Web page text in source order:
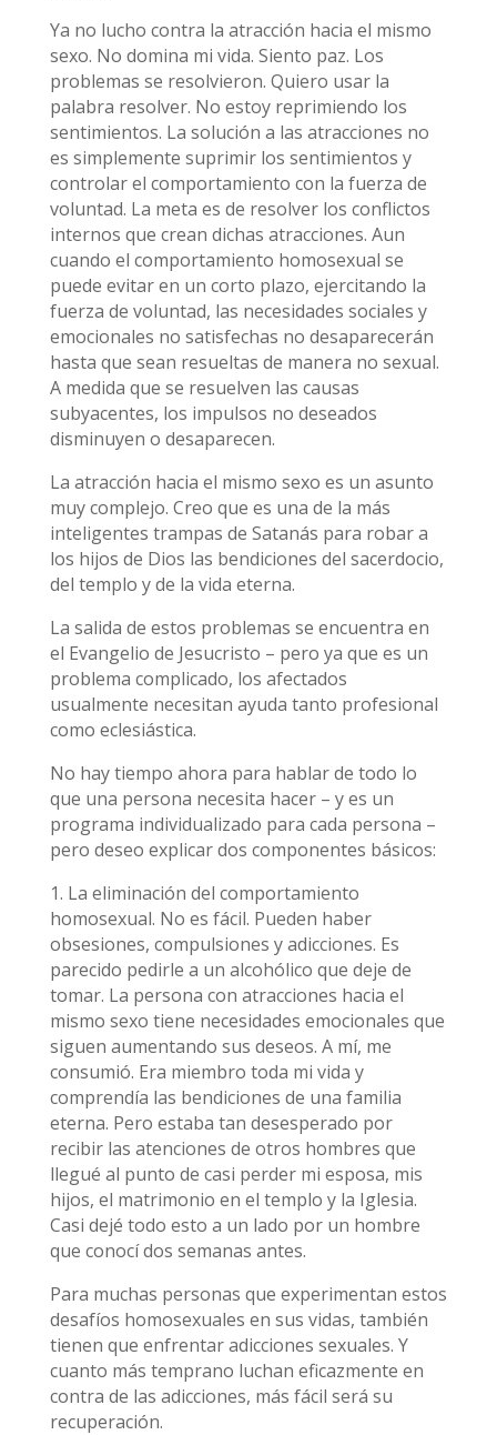
Ya no lucho contra la atracción hacia el mismo
sexo. No domina mi vida. Siento paz. Los
problemas se resolvieron. Quiero usar la
palabra resolver. No estoy reprimiendo los
sentimientos. La solución a las atracciones no
es simplemente suprimir los sentimientos y
controlar el comportamiento con la fuerza de
voluntad. La meta es de resolver los conflictos
internos que crean dichas atracciones. Aun
cuando el comportamiento homosexual se
puede evitar en un corto plazo, ejercitando la
fuerza de voluntad, las necesidades sociales y
emocionales no satisfechas no desaparecerán
hasta que sean resueltas de manera no sexual.
A medida que se resuelven las causas
subyacentes, los impulsos no deseados
disminuyen o desaparecen.
La atracción hacia el mismo sexo es un asunto
muy complejo. Creo que es una de la más
inteligentes trampas de Satanás para robar a
los hijos de Dios las bendiciones del sacerdocio,
del templo y de la vida eterna.
La salida de estos problemas se encuentra en
el Evangelio de Jesucristo – pero ya que es un
problema complicado, los afectados
usualmente necesitan ayuda tanto profesional
como eclesiástica.
No hay tiempo ahora para hablar de todo lo
que una persona necesita hacer – y es un
programa individualizado para cada persona –
pero deseo explicar dos componentes básicos:
1. La eliminación del comportamiento
homosexual. No es fácil. Pueden haber
obsesiones, compulsiones y adicciones. Es
parecido pedirle a un alcohólico que deje de
tomar. La persona con atracciones hacia el
mismo sexo tiene necesidades emocionales que
siguen aumentando sus deseos. A mí, me
consumió. Era miembro toda mi vida y
comprendía las bendiciones de una familia
eterna. Pero estaba tan desesperado por
recibir las atenciones de otros hombres que
llegué al punto de casi perder mi esposa, mis
hijos, el matrimonio en el templo y la Iglesia.
Casi dejé todo esto a un lado por un hombre
que conocí dos semanas antes.
Para muchas personas que experimentan estos
desafíos homosexuales en sus vidas, también
tienen que enfrentar adicciones sexuales. Y
cuanto más temprano luchan eficazmente en
contra de las adicciones, más fácil será su
recuperación.